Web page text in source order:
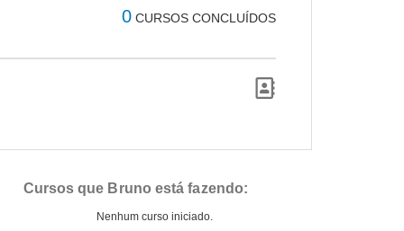
0 CURSOS CONCLUÍDOS
Cursos que Bruno está fazendo:
Nenhum curso iniciado.